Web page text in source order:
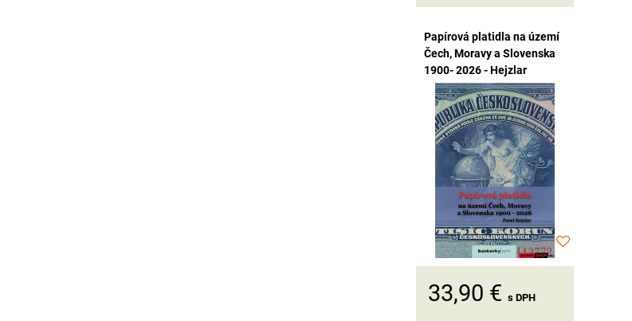
Papírová platidla na území
Čech, Moravy a Slovenska
1900- 2026 - Hejzlar
33,90 € s DPH